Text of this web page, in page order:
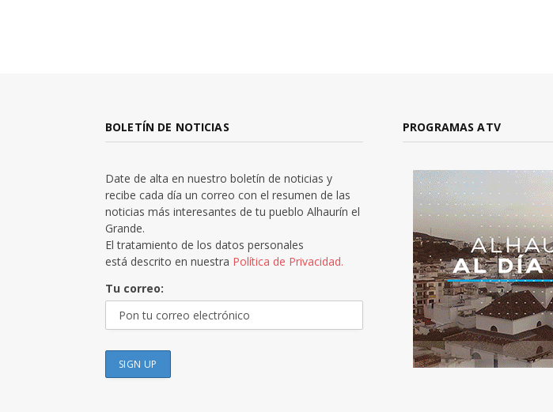
BOLETÍN DE NOTICIAS
Date de alta en nuestro boletín de noticias y
recibe cada día un correo con el resumen de las
noticias más interesantes de tu pueblo Alhaurín el
Grande.
El tratamiento de los datos personales
está descrito en nuestra Política de Privacidad.
Tu correo:
PROGRAMAS ATV